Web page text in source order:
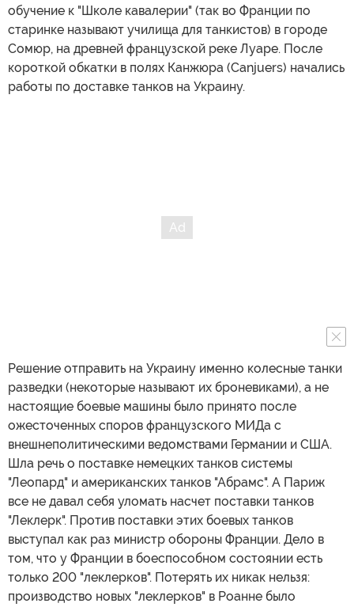
обучение к "Школе кавалерии" (так во Франции по
старинке называют училища для танкистов) в городе
Сомюр, на древней французской реке Луаре. После
короткой обкатки в полях Канжюра (Canjuers) начались
работы по доставке танков на Украину.
Решение отправить на Украину именно колесные танки
разведки (некоторые называют их броневиками), а не
настоящие боевые машины было принято после
ожесточенных споров французского МИДа с
внешнеполитическими ведомствами Германии и США.
Шла речь о поставке немецких танков системы
"Леопард" и американских танков "Абрамс". А Париж
все не давал себя уломать насчет поставки танков
"Леклерк". Против поставки этих боевых танков
выступал как раз министр обороны Франции. Дело в
том, что у Франции в боеспособном состоянии есть
только 200 "леклерков". Потерять их никак нельзя:
производство новых "леклерков" в Роанне было